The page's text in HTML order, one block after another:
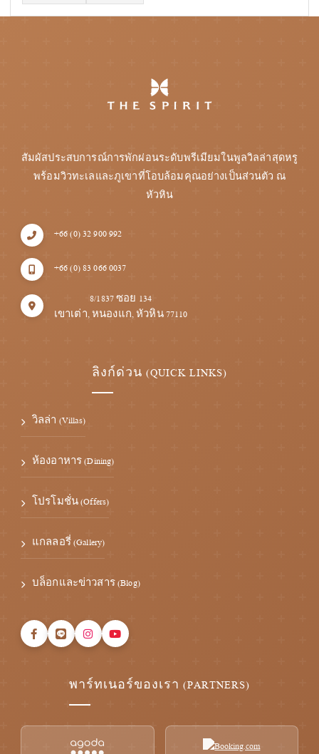
สัมผัสประสบการณ์การพักผ่อนระดับพรีเมียมในพูลวิลล่าสุดหรู
พร้อมวิวทะเลและภูเขาที่โอบล้อมคุณอย่างเป็นส่วนตัว ณ
หัวหิน
+66 (0) 32 900 992
+66 (0) 83 066 0037
8/1837 ซอย 134
เขาเต่า, หนองแก, หัวหิน 77110
ลิงก์ด่วน (QUICK LINKS)
วิลล่า (Villas)
ห้องอาหาร (Dining)
โปรโมชั่น (Offers)
แกลลอรี่ (Gallery)
บล็อกและข่าวสาร (Blog)
พาร์ทเนอร์ของเรา (PARTNERS)